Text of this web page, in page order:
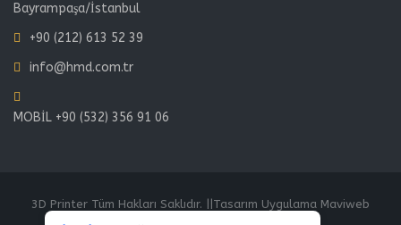
Bayrampaşa/İstanbul
+90 (212) 613 52 39
info@hmd.com.tr
MOBİL +90 (532) 356 91 06
3D Printer Tüm Hakları Saklıdır. ||Tasarım Uygulama Maviweb